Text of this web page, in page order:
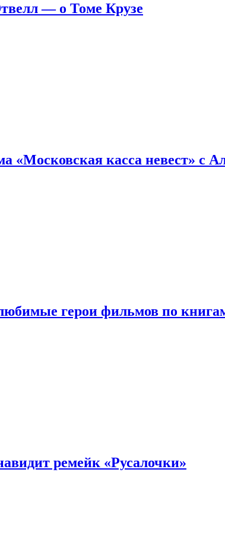
— о Томе Крузе
«Московская касса невест» с
герои фильмов по
ремейк «Русалочки»